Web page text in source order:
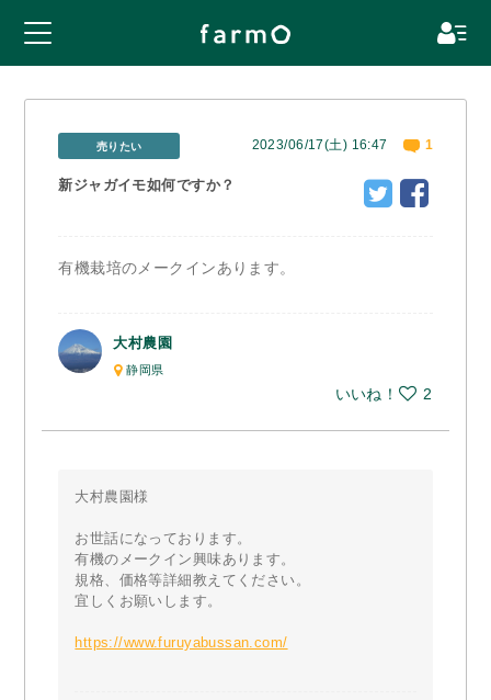
売りたい 2023/06/17(土) 16:47 1
新ジャガイモ如何ですか？
有機栽培のメークインあります。
大村農園
静岡県
いいね！ 2
大村農園様
お世話になっております。
有機のメークイン興味あります。
規格、価格等詳細教えてください。
宜しくお願いします。
https://www.furuyabussan.com/